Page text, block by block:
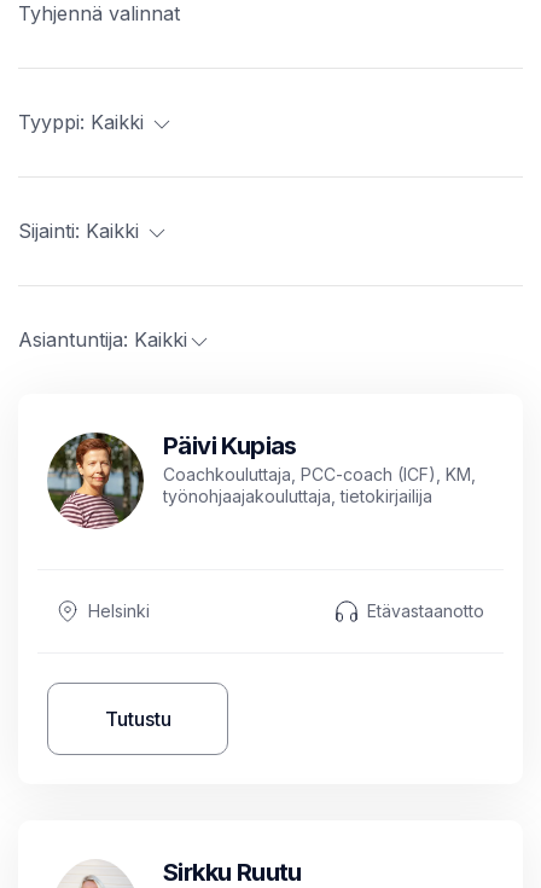
Tyhjennä valinnat
Tyyppi: Kaikki
Sijainti: Kaikki
Asiantuntija: Kaikki
Päivi Kupias
Coachkouluttaja, PCC-coach (ICF), KM,
työnohjaajakouluttaja, tietokirjailija
Helsinki Etävastaanotto
Tutustu
Sirkku Ruutu